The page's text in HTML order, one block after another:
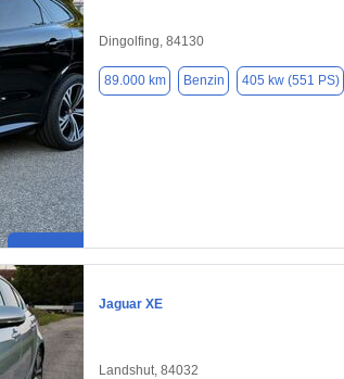
Dingolfing, 84130
89.000 km Benzin 405 kw (551 PS)
Jaguar XE
Landshut, 84032